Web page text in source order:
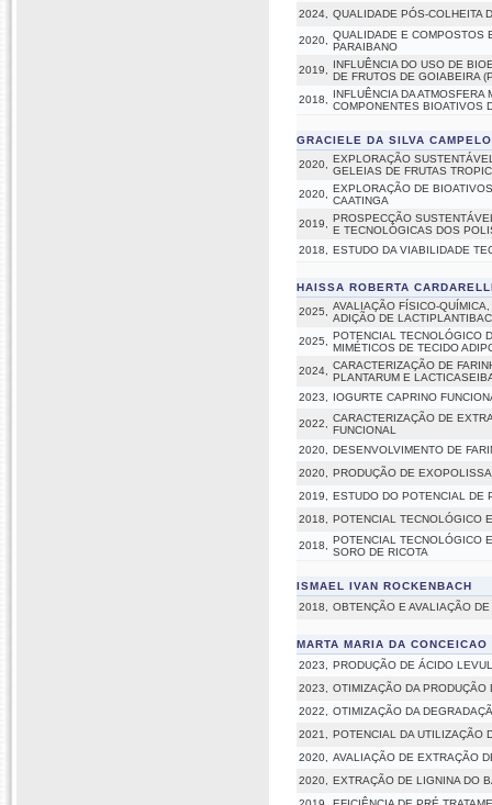
2024,
QUALIDADE PÓS-COLHEITA
2020,
QUALIDADE E COMPOSTOS
PARAIBANO
2019,
INFLUÊNCIA DO USO DE
DE FRUTOS DE GOIABEIRA
2018,
INFLUÊNCIA DA
COMPONENTES BIOATIVOS
GRACIELE DA SILVA
2020,
EXPLORAÇÃO
GELEIAS DE FRUTAS
2020,
EXPLORAÇÃO DE
CAATINGA
2019,
PROSPECÇÃO
E TECNOLÓGICAS DOS
2018,
ESTUDO DA VIABILIDADE
HAISSA ROBERTA
2025,
AVALIAÇÃO FÍSICO-
ADIÇÃO DE
2025,
POTENCIAL TECNOLÓGICO
MIMÉTICOS DE TECIDO
2024,
CARACTERIZAÇÃO DE
PLANTARUM E
2023,
IOGURTE CAPRINO
2022,
CARACTERIZAÇÃO DE
FUNCIONAL
2020,
DESENVOLVIMENTO DE
2020,
PRODUÇÃO DE
2019,
ESTUDO DO POTENCIAL DE
2018,
POTENCIAL TECNOLÓGICO
2018,
POTENCIAL TECNOLÓGICO
SORO DE RICOTA
ISMAEL IVAN ROCKENBACH
2018,
OBTENÇÃO E AVALIAÇÃO
MARTA MARIA DA CONCEICAO
2023,
PRODUÇÃO DE ÁCIDO
2023,
OTIMIZAÇÃO DA
2022,
OTIMIZAÇÃO DA
2021,
POTENCIAL DA UTILIZAÇÃO
2020,
AVALIAÇÃO DE EXTRAÇÃO
2020,
EXTRAÇÃO DE LIGNINA DO